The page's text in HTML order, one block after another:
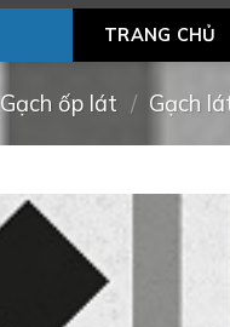
TRANG CHỦ
Gạch ốp lát / Gạch